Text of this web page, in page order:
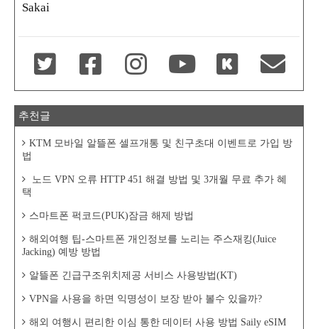
Sakai
추천글
KTM 모바일 알뜰폰 셀프개통 및 친구초대 이벤트로 가입 방
법
노드 VPN 오류 HTTP 451 해결 방법 및 3개월 무료 추가 혜
택
스마트폰 퍽코드(PUK)잠금 해제 방법
해외여행 팁-스마트폰 개인정보를 노리는 주스재킹(Juice
Jacking) 예방 방법
알뜰폰 긴급구조위치제공 서비스 사용방법(KT)
VPN을 사용을 하면 익명성이 보장 받아 볼수 있을까?
해외 여행시 편리한 이심 통한 데이터 사용 방법 Saily eSIM